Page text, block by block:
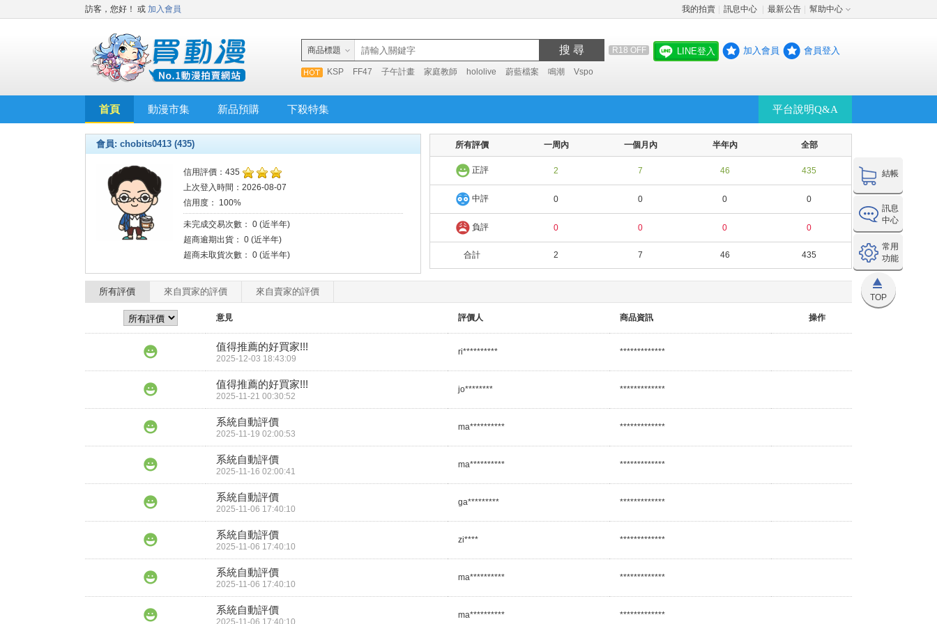
訪客，您好！ 或 加入會員 我的拍賣 訊息中心 最新公告 幫助中心
商品標題 搜 尋 R18 OFF
KSP FF47 子午計畫 家庭教師 hololive 蔚藍檔案 鳴潮 Vspo
LINE登入 加入會員 會員登入
首頁 動漫市集 新品預購 下殺特集 平台說明Q&A
結帳
訊息
中心
常用
功能
TOP
會員: chobits0413 (435)
信用評價：435
上次登入時間：2026-08-07
信用度： 100%
未完成交易次數： 0 (近半年)
超商逾期出貨： 0 (近半年)
超商未取貨次數： 0 (近半年)
所有評價 一周內 一個月內 半年內 全部
正評 2 7 46 435
中評 0 0 0 0
負評 0 0 0 0
合計 2 7 46 435
所有評價 來自買家的評價 來自賣家的評價
意見 評價人 商品資訊 操作
值得推薦的好買家!!!
2025-12-03 18:43:09
ri********** *************
值得推薦的好買家!!!
2025-11-21 00:30:52
jo******** *************
系統自動評價
2025-11-19 02:00:53
ma********** *************
系統自動評價
2025-11-16 02:00:41
ma********** *************
系統自動評價
2025-11-06 17:40:10
ga********* *************
系統自動評價
2025-11-06 17:40:10
zi**** *************
系統自動評價
2025-11-06 17:40:10
ma********** *************
系統自動評價
2025-11-06 17:40:10
ma********** *************